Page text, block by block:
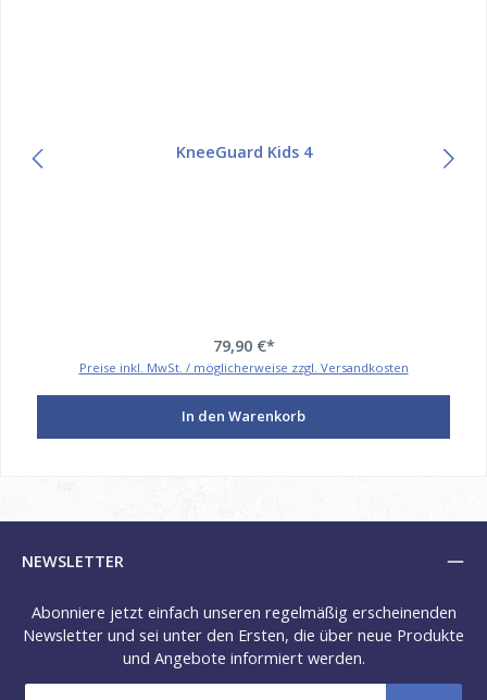
KneeGuard Kids 4
79,90 €*
Preise inkl. MwSt. / möglicherweise zzgl. Versandkosten
In den Warenkorb
NEWSLETTER
Abonniere jetzt einfach unseren regelmäßig erscheinenden
Newsletter und sei unter den Ersten, die über neue Produkte
und Angebote informiert werden.